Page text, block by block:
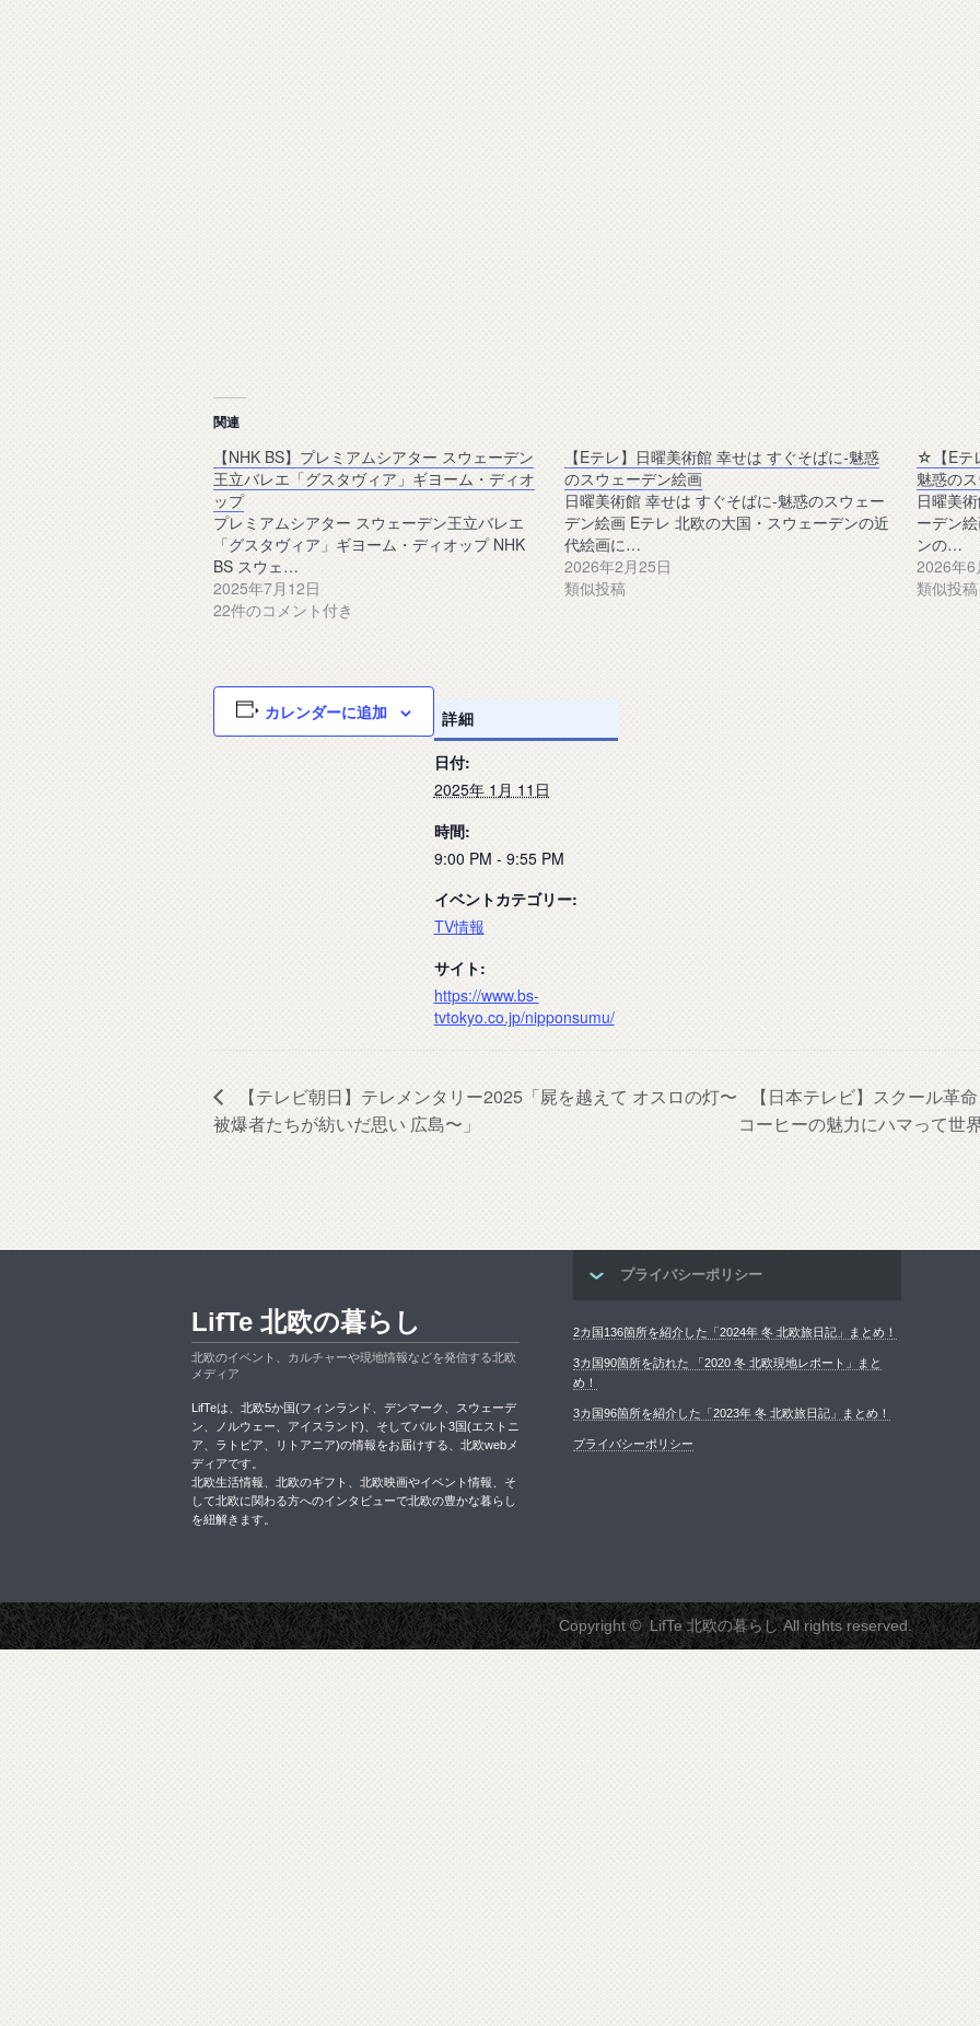
関連
【NHK BS】プレミアムシアター スウェーデン
王立バレエ「グスタヴィア」ギヨーム・ディオ
ップ
プレミアムシアター スウェーデン王立バレエ
「グスタヴィア」ギヨーム・ディオップ NHK
BS スウェ…
2025年7月12日
22件のコメント付き
【Eテレ】日曜美術館 幸せは すぐそばに‐魅惑
のスウェーデン絵画
日曜美術館 幸せは すぐそばに‐魅惑のスウェー
デン絵画 Eテレ 北欧の大国・スウェーデンの近
代絵画に…
2026年2月25日
類似投稿
☆【Eテ
魅惑の
日曜美
ーデン
ンの…
2026年6
類似投稿
カレンダーに追加
詳細
日付:
2025年 1月 11日
時間:
9:00 PM - 9:55 PM
イベントカテゴリー:
TV情報
サイト:
https://www.bs-
tvtokyo.co.jp/nipponsumu/
【テレビ朝日】テレメンタリー2025「屍を越えて オスロの灯〜
被爆者たちが紡いだ思い 広島〜」
【日本テレビ】スクール革
コーヒーの魅力にハマって世
プライバシーポリシー
2カ国136箇所を紹介した「2024年 冬 北欧旅日記」まとめ！
3カ国90箇所を訪れた 「2020 冬 北欧現地レポート」まと
め！
3カ国96箇所を紹介した「2023年 冬 北欧旅日記」まとめ！
プライバシーポリシー
LifTe 北欧の暮らし
北欧のイベント、カルチャーや現地情報などを発信する北欧
メディア
LifTeは、北欧5か国(フィンランド、デンマーク、スウェーデ
ン、ノルウェー、アイスランド)、そしてバルト3国(エストニ
ア、ラトビア、リトアニア)の情報をお届けする、北欧webメ
ディアです。
北欧生活情報、北欧のギフト、北欧映画やイベント情報、そ
して北欧に関わる方へのインタビューで北欧の豊かな暮らし
を紐解きます。
Copyright ©LifTe 北欧の暮らしAll rights reserved.